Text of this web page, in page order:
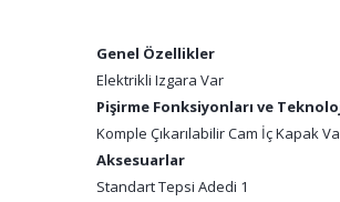
Genel Özellikler
Elektrikli Izgara Var
Pişirme Fonksiyonları ve
Komple Çıkarılabilir Cam İç Kapak
Aksesuarlar
Standart Tepsi Adedi 1